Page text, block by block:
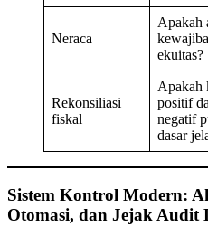
Neraca
Apakah
ekuitas?
Rekonsiliasi
fiskal
Apakah
positif
negatif
dasar
Sistem Kontrol Modern:
Otomasi, dan Jejak Audit